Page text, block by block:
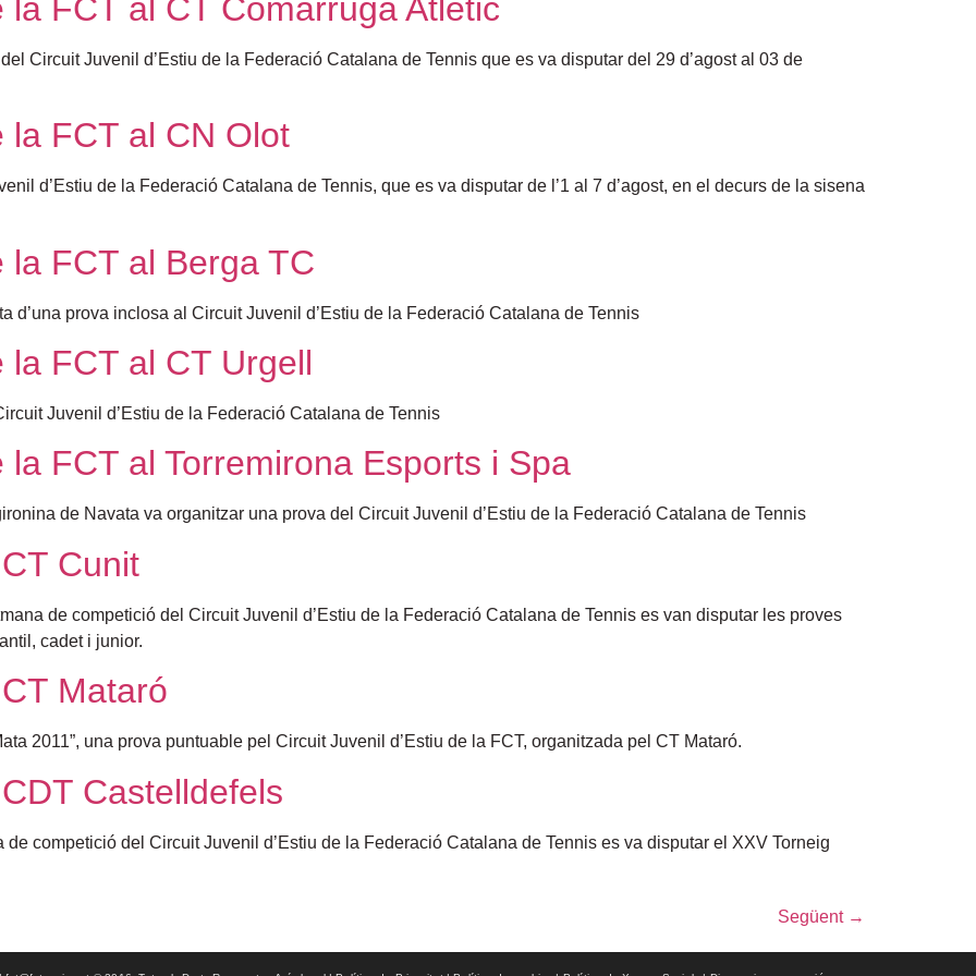
la FCT al CT Comarruga Atlétic
Circuit Juvenil d’Estiu de la Federació Catalana de Tennis que es va disputar del 29 d’agost al 03 de
la FCT al CN Olot
d’Estiu de la Federació Catalana de Tennis, que es va disputar de l’1 al 7 d’agost, en el decurs de la sisena
la FCT al Berga TC
d’una prova inclosa al Circuit Juvenil d’Estiu de la Federació Catalana de Tennis
la FCT al CT Urgell
Juvenil d’Estiu de la Federació Catalana de Tennis
la FCT al Torremirona Esports i Spa
de Navata va organitzar una prova del Circuit Juvenil d’Estiu de la Federació Catalana de Tennis
Cunit
de competició del Circuit Juvenil d’Estiu de la Federació Catalana de Tennis es van disputar les proves
cadet i junior.
Mataró
2011”, una prova puntuable pel Circuit Juvenil d’Estiu de la FCT, organitzada pel CT Mataró.
Castelldefels
competició del Circuit Juvenil d’Estiu de la Federació Catalana de Tennis es va disputar el XXV Torneig
Següent →